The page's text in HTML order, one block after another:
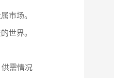
市场。
世界。
需情况